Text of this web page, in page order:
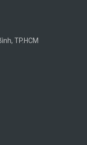
TP.HCM